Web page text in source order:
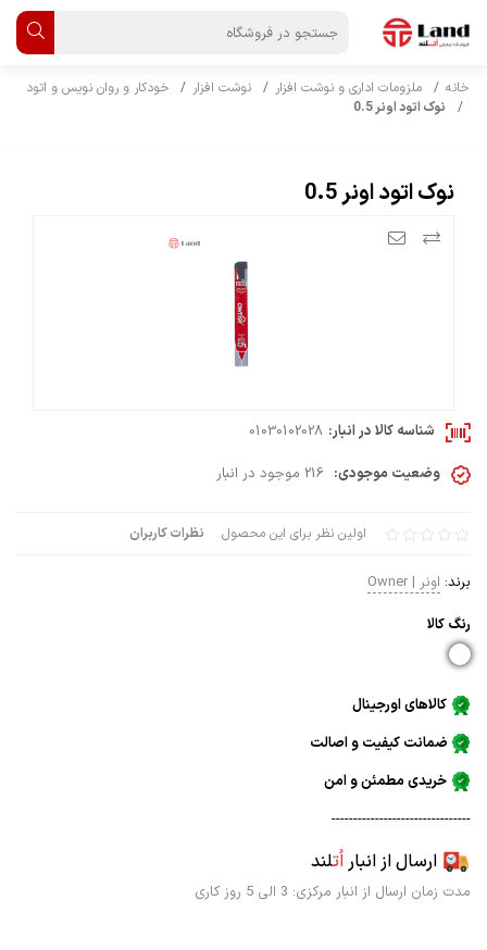
خانه ملزومات اداری و نوشت افزار نوشت افزار
خودکار و روان نویس و اتود
نوک اتود اونر 0.5
نوک اتود اونر 0.5
اولین نظر برای این محصول نظرات کاربران
برند: اونر | Owner
رنگ كالا
کالاهای اورجینال
ضمانت کیفیت و اصالت
خریدی مطمئن و امن
--------------------------------
ارسال از انباراُتلند
مدت زمان ارسال از انبار مرکزی: 3 الی 5 روز کاری
شناسه کالا در انبار: 01030102028
وضعیت موجودی: 216 موجود در انبار